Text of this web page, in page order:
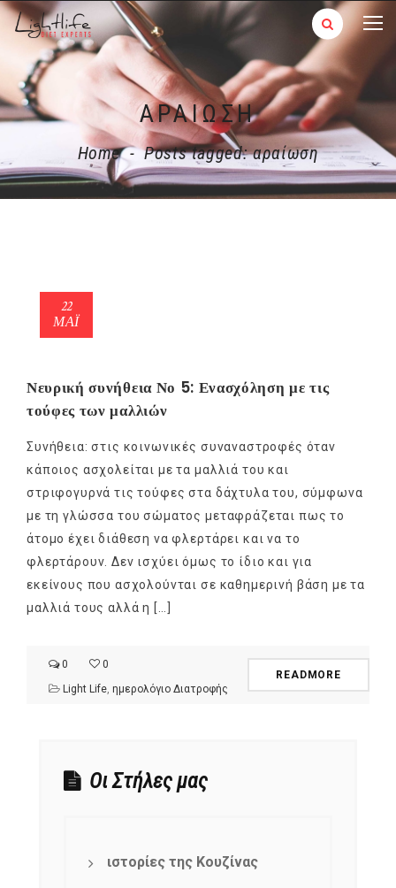
ΑΡΑΊΩΣΗ
Home - Posts tagged: αραίωση
22
ΜΑΪ́
Νευρική συνήθεια Νο 5: Ενασχόληση με τις
τούφες των μαλλιών
Συνήθεια: στις κοινωνικές συναναστροφές όταν
κάποιος ασχολείται με τα μαλλιά του και
στριφογυρνά τις τούφες στα δάχτυλα του, σύμφωνα
με τη γλώσσα του σώματος μεταφράζεται πως το
άτομο έχει διάθεση να φλερτάρει και να το
φλερτάρουν. Δεν ισχύει όμως το ίδιο και για
εκείνους που ασχολούνται σε καθημερινή βάση με τα
μαλλιά τους αλλά η […]
0
0
Light Life, ημερολόγιο Διατροφής
READMORE
Οι Στήλες μας
ιστορίες της Κουζίνας